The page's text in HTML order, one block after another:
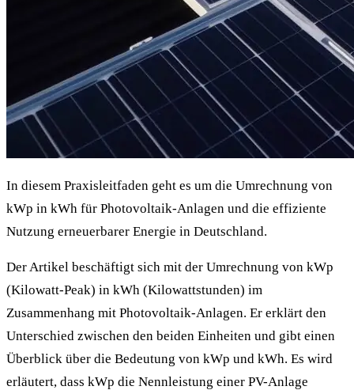
In diesem Praxisleitfaden geht es um die Umrechnung von
kWp in kWh für Photovoltaik-Anlagen und die effiziente
Nutzung erneuerbarer Energie in Deutschland.
Der Artikel beschäftigt sich mit der Umrechnung von kWp
(Kilowatt-Peak) in kWh (Kilowattstunden) im
Zusammenhang mit Photovoltaik-Anlagen. Er erklärt den
Unterschied zwischen den beiden Einheiten und gibt einen
Überblick über die Bedeutung von kWp und kWh. Es wird
erläutert, dass kWp die Nennleistung einer PV-Anlage